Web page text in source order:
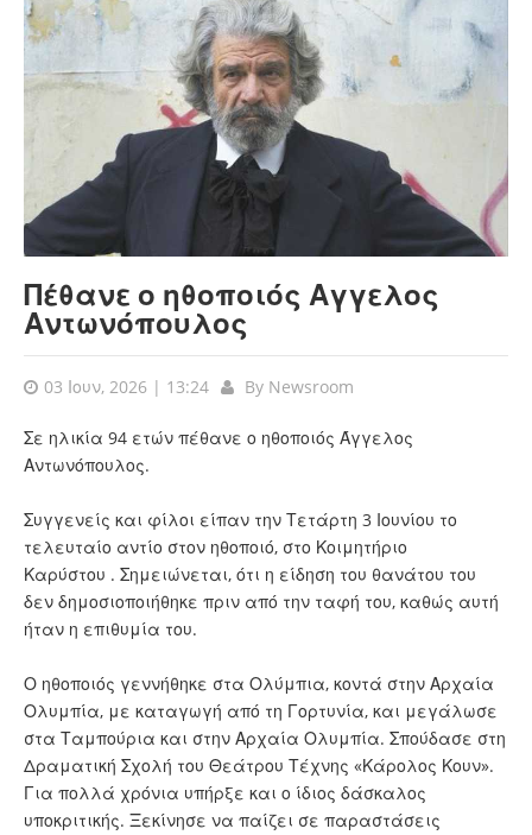
Πέθανε ο ηθοποιός Αγγελος
Αντωνόπουλος
03 Ιουν, 2026 | 13:24 By Newsroom
Σε ηλικία 94 ετών πέθανε ο ηθοποιός Άγγελος
Αντωνόπουλος.
Συγγενείς και φίλοι είπαν την Τετάρτη 3 Ιουνίου το
τελευταίο αντίο στον ηθοποιό, στο Κοιμητήριο
Καρύστου . Σημειώνεται, ότι η είδηση του θανάτου του
δεν δημοσιοποιήθηκε πριν από την ταφή του, καθώς αυτή
ήταν η επιθυμία του.
Ο ηθοποιός γεννήθηκε στα Ολύμπια, κοντά στην Αρχαία
Ολυμπία, με καταγωγή από τη Γορτυνία, και μεγάλωσε
στα Ταμπούρια και στην Αρχαία Ολυμπία. Σπούδασε στη
Δραματική Σχολή του Θεάτρου Τέχνης «Κάρολος Κουν».
Για πολλά χρόνια υπήρξε και ο ίδιος δάσκαλος
υποκριτικής. Ξεκίνησε να παίζει σε παραστάσεις